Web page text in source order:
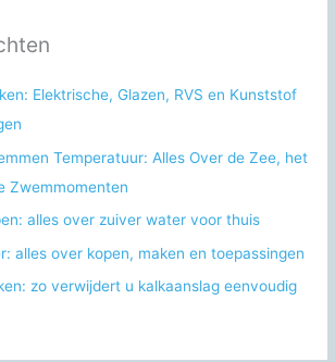
Elektrische, Glazen, RVS en Kunststof
Temperatuur: Alles Over de Zee, het
Zwemmomenten
alles over zuiver water voor thuis
alles over kopen, maken en toepassingen
zo verwijdert u kalkaanslag eenvoudig